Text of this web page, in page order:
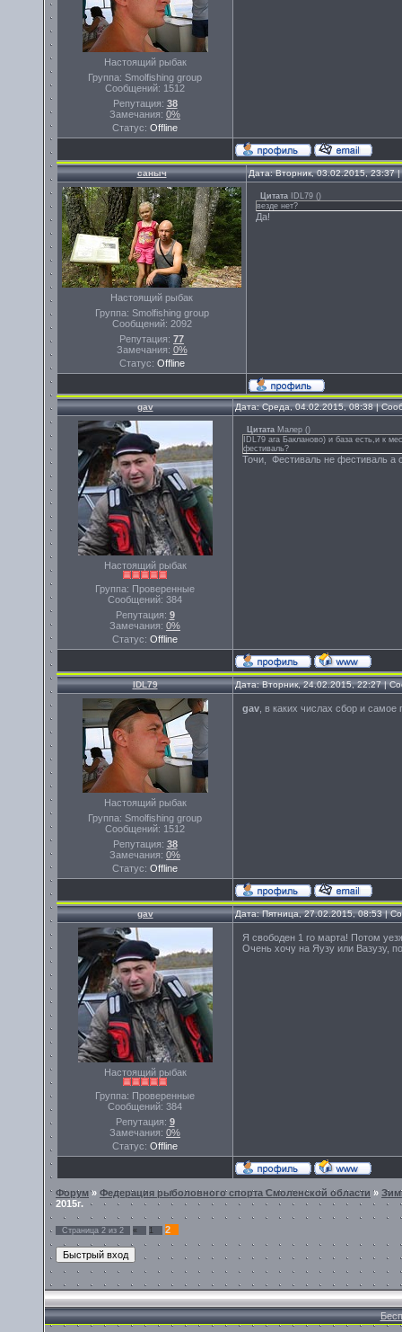
Настоящий рыбак
Группа: Smolfishing group
Сообщений: 1512
Репутация: 38
Замечания: 0%
Статус: Offline
саныч Дата: Вторник, 03.02.2015, 23:37
Настоящий рыбак
Группа: Smolfishing group
Сообщений: 2092
Репутация: 77
Замечания: 0%
Статус: Offline
Цитата IDL79 ()
везде нет?
Да!
gav Дата: Среда, 04.02.2015, 08:38 |
Настоящий рыбак
Группа: Проверенные
Сообщений: 384
Репутация: 9
Замечания: 0%
Статус: Offline
Цитата Малер ()
IDL79 ага Бакланово) и база есть,и к
фестиваль?
Точи, Фестиваль не фестиваль а
IDL79 Дата: Вторник, 24.02.2015, 22:27 |
Настоящий рыбак
Группа: Smolfishing group
Сообщений: 1512
Репутация: 38
Замечания: 0%
Статус: Offline
gav , в каких числах сбор и самое
gav Дата: Пятница, 27.02.2015, 08:53 |
Настоящий рыбак
Группа: Проверенные
Сообщений: 384
Репутация: 9
Замечания: 0%
Статус: Offline
Я свободен 1 го марта! Потом
Очень хочу на Яузу или Вазузу,
Форум» Федерация рыболовного спорта Смоленской области »
2015г.
Страница 2 из 2 « 1 2